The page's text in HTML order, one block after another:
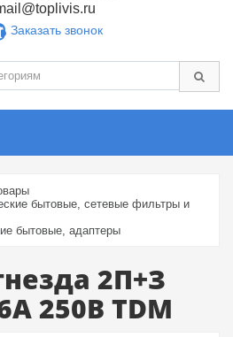
Заказать звонок
бытовые, сетевые фильтры и
бытовые, адаптеры
2П+З
250B TDM